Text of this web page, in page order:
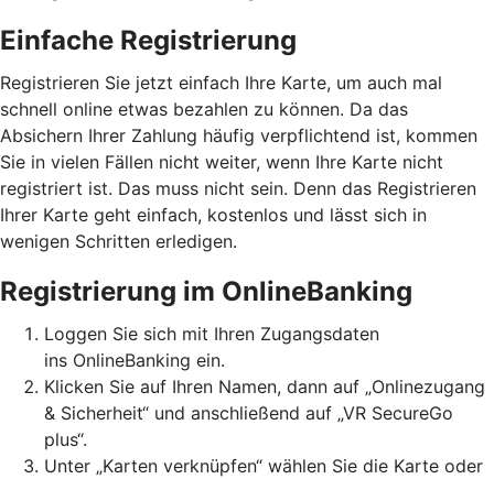
Einfache Registrierung
Registrieren Sie jetzt einfach Ihre Karte, um auch mal
schnell online etwas bezahlen zu können. Da das
Absichern Ihrer Zahlung häufig verpflichtend ist, kommen
Sie in vielen Fällen nicht weiter, wenn Ihre Karte nicht
registriert ist. Das muss nicht sein. Denn das Registrieren
Ihrer Karte geht einfach, kostenlos und lässt sich in
wenigen Schritten erledigen.
Registrierung im OnlineBanking
Loggen Sie sich mit Ihren Zugangsdaten
ins OnlineBanking ein.
Klicken Sie auf Ihren Namen, dann auf „Onlinezugang
& Sicherheit“ und anschließend auf „VR SecureGo
plus“.
Unter „Karten verknüpfen“ wählen Sie die Karte oder